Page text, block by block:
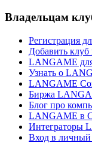
Владельцам
Регистрация
Добавить клуб
LANGAME
Узнать о
LANGAME
Биржа
Блог про
LANGAME в
Интеграторы
Вход в личный